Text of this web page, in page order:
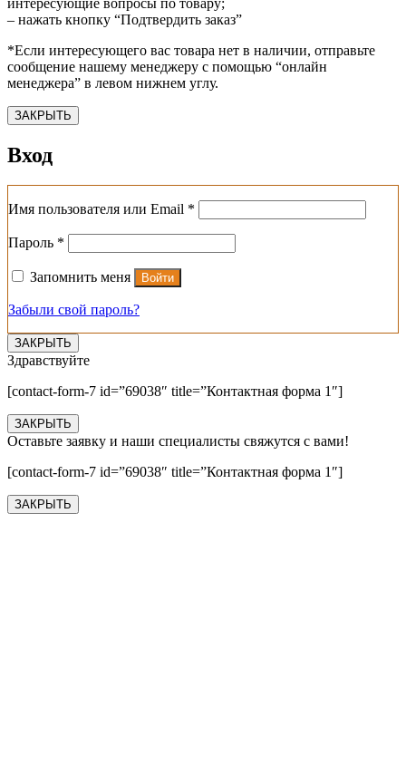
– нажать кнопку “Подтвердить заказ”
*Если интересующего вас товара нет в наличии, отправьте
сообщение нашему менеджеру с помощью “онлайн
менеджера” в левом нижнем углу.
ЗАКРЫТЬ
Вход
Имя пользователя или Email *
Пароль *
Запомнить меня Войти
Забыли свой пароль?
ЗАКРЫТЬ
Здравствуйте
[contact-form-7 id=”69038″ title=”Контактная форма 1″]
ЗАКРЫТЬ
Оставьте заявку и наши специалисты свяжутся с вами!
[contact-form-7 id=”69038″ title=”Контактная форма 1″]
ЗАКРЫТЬ